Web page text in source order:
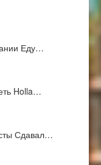
Еду…
Holla…
Сдавал…